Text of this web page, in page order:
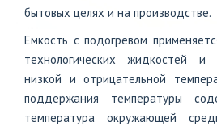
(812)
703-
83-
47
бытовых целях и на производстве.
Емкость с подогревом
технологических жидкостей и
низкой и отрицательной
поддержания температуры
температура окружающей